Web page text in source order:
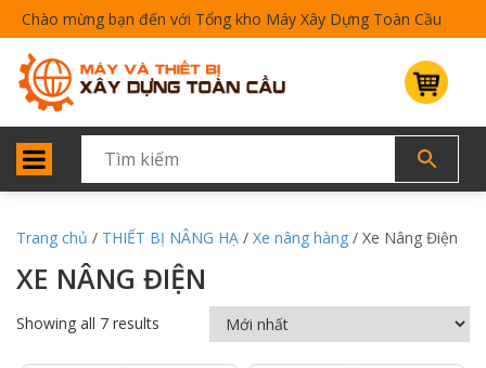
Chào mừng bạn đến với Tổng kho Máy Xây Dựng Toàn Cầu
Trang chủ / THIẾT BỊ NÂNG HẠ / Xe nâng hàng / Xe Nâng Điện
XE NÂNG ĐIỆN
Showing all 7 results